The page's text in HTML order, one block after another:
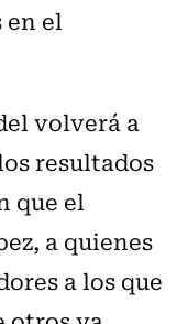
en el
volverá a
resultados
que el
a quienes
a los que